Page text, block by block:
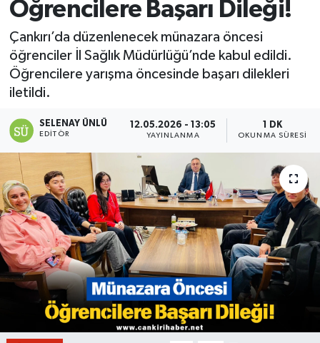
Öğrencilere Başarı Dileği!
Çankırı’da düzenlenecek münazara öncesi
öğrenciler İl Sağlık Müdürlüğü’nde kabul edildi.
Öğrencilere yarışma öncesinde başarı dilekleri
iletildi.
SELENAY ÜNLÜ
EDITÖR
12.05.2026 - 13:05
YAYINLANMA
1 DK
OKUNMA SÜRESI